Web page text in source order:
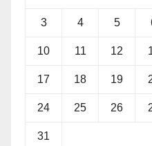
3 4 5
10 11 12
17 18 19
24 25 26
31